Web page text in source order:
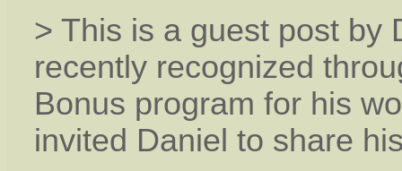
> This is a guest post by
recently recognized
Bonus program for his
invited Daniel to share